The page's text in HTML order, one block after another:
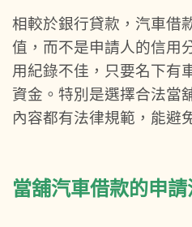
相較於銀行貸款，汽車借
值，而不是申請人的信用
用紀錄不佳，只要名下有
資金。特別是選擇合法當
內容都有法律規範，能避
當舖汽車借款的申請